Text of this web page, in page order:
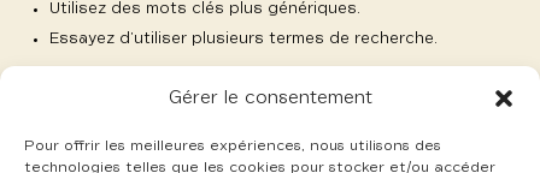
Gérer le consentement
Pour offrir les meilleures expériences, nous utilisons des
technologies telles que les cookies pour stocker et/ou accéder
Utilisez des mots clés plus génériques.
Essayez d’utiliser plusieurs termes de recherche.